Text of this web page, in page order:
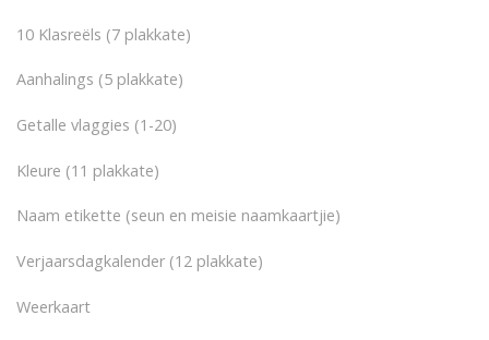
10 Klasreëls (7 plakkate)
Aanhalings (5 plakkate)
Getalle vlaggies (1-20)
Kleure (11 plakkate)
Naam etikette (seun en meisie naamkaartjie)
Verjaarsdagkalender (12 plakkate)
Weerkaart